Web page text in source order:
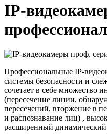
IP-
Профессиональные IP-
системы безопасности и
сочетает в себе множество
(пересечение линии,
пересечений, вторжение в
и распознавание лиц) ,
расширенный